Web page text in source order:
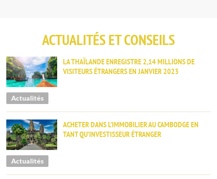
ACTUALITÉS ET CONSEILS
LA THAÏLANDE ENREGISTRE 2,14 MILLIONS DE
VISITEURS ÉTRANGERS EN JANVIER 2023
Actualités
ACHETER DANS L’IMMOBILIER AU CAMBODGE EN
TANT QU’INVESTISSEUR ÉTRANGER
Actualités